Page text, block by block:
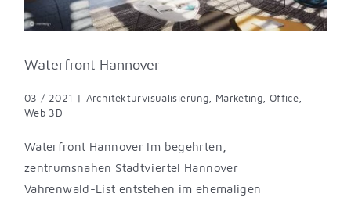
Waterfront Hannover
03 / 2021 | Architekturvisualisierung, Marketing, Office,
Web 3D
Waterfront Hannover Im begehrten,
zentrumsnahen Stadtviertel Hannover
Vahrenwald-List entstehen im ehemaligen